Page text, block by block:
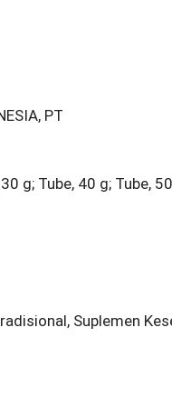
PT
g; Tube, 40 g; Tube,
Suplemen